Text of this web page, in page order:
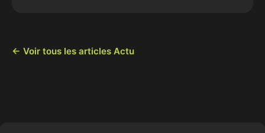
← Voir tous les articles Actu